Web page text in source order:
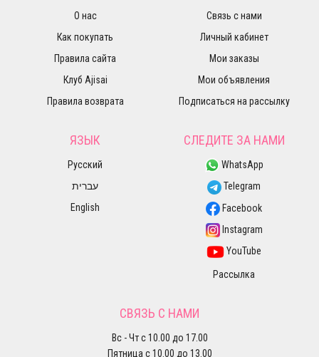
О нас
Как покупать
Правила сайта
Клуб Ajisai
Правила возврата
Связь с нами
Личный кабинет
Мои заказы
Мои объявления
Подписаться на рассылку
ЯЗЫК
Русский
עברית
English
СЛЕДИТЕ ЗА НАМИ
WhatsApp
Telegram
Facebook
Instagram
YouTube
Рассылка
СВЯЗЬ С НАМИ
Вс - Чт с 10.00 до 17.00
Пятница с 10.00 до 13.00